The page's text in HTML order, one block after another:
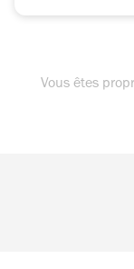
Vous êtes